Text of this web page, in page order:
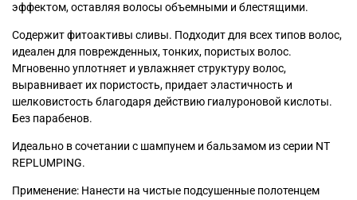
эффектом, оставляя волосы объемными и блестящими.
Содержит фитоактивы сливы. Подходит для всех типов волос,
идеален для поврежденных, тонких, пористых волос.
Мгновенно уплотняет и увлажняет структуру волос,
выравнивает их пористость, придает эластичность и
шелковистость благодаря действию гиалуроновой кислоты.
Без парабенов.
Идеально в сочетании с шампунем и бальзамом из серии NT
REPLUMPING.
Применение: Нанести на чистые подсушенные полотенцем